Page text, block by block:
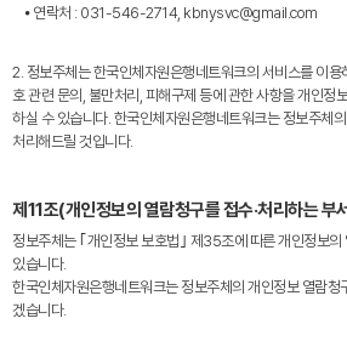
⦁ 연락처 : 031-546-2714, kbnysvc@gmail.com
2. 정보주체는 한국인체자원은행네트워크의 서비스를 이
호 관련 문의, 불만처리, 피해구제 등에 관한 사항을 개인정
하실 수 있습니다. 한국인체자원은행네트워크는 정보주체
처리해드릴 것입니다.
제11조(개인정보의 열람청구를 접수·처리하는 부
정보주체는 ｢개인정보 보호법｣ 제35조에 따른 개인정보의
있습니다.
한국인체자원은행네트워크는 정보주체의 개인정보 열람청
겠습니다.